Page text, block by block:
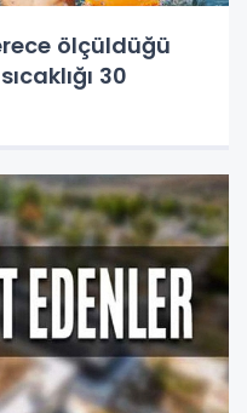
ölçüldüğü
30